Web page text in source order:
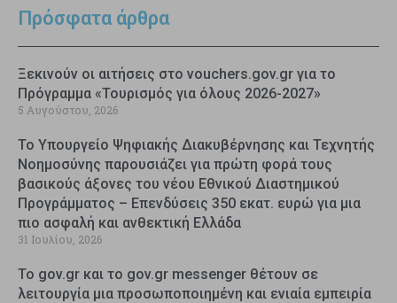
Πρόσφατα άρθρα
Ξεκινούν οι αιτήσεις στο vouchers.gov.gr για το
Πρόγραμμα «Τουρισμός για όλους 2026-2027»
5 Αυγούστου, 2026
Το Υπουργείο Ψηφιακής Διακυβέρνησης και Τεχνητής
Νοημοσύνης παρουσιάζει για πρώτη φορά τους
βασικούς άξονες του νέου Εθνικού Διαστημικού
Προγράμματος – Επενδύσεις 350 εκατ. ευρώ για μια
πιο ασφαλή και ανθεκτική Ελλάδα
31 Ιουλίου, 2026
Το gov.gr και το gov.gr messenger θέτουν σε
λειτουργία μια προσωποποιημένη και ενιαία εμπειρία